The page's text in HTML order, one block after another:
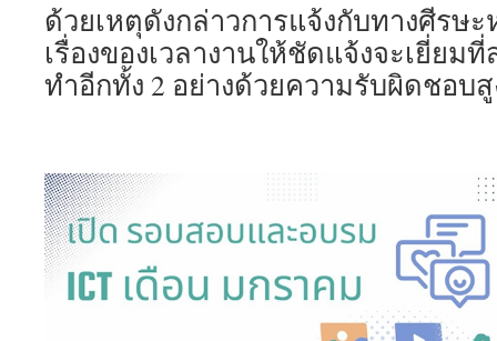
ด้วยเหตุดังกล่าวการแจ้งกับทางศีรษ
เรื่องของเวลางานให้ชัดแจ้งจะเยี่ยม
ทำอีกทั้ง 2 อย่างด้วยความรับผิดชอบ